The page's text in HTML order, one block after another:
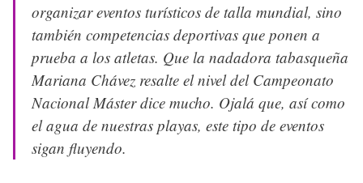
organizar eventos turísticos de talla mundial, sino
también competencias deportivas que ponen a
prueba a los atletas. Que la nadadora tabasqueña
Mariana Chávez resalte el nivel del Campeonato
Nacional Máster dice mucho. Ojalá que, así como
el agua de nuestras playas, este tipo de eventos
sigan fluyendo.